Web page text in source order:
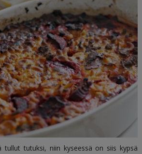
tullut tutuksi, niin kyseessä on siis kypsä